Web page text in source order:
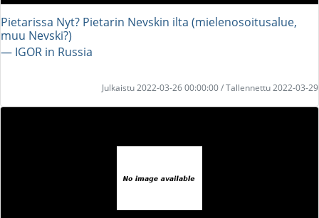
Pietarissa Nyt? Pietarin Nevskin ilta (mielenosoitusalue,
muu Nevski?)
― IGOR in Russia
Julkaistu 2022-03-26 00:00:00 / Tallennettu 2022-03-29